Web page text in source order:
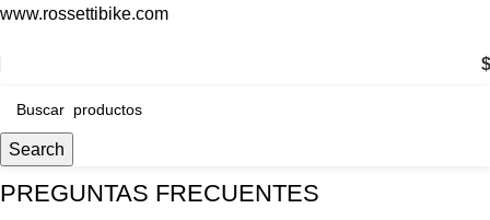
www.rossettibike.com
$
Search
PREGUNTAS FRECUENTES